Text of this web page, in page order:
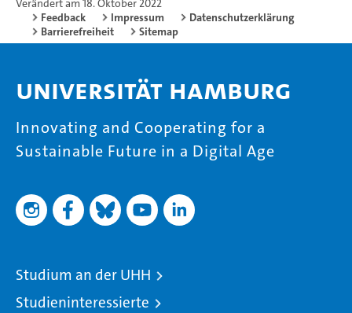
Verändert am 18. Oktober 2022
Feedback
Impressum
Datenschutzerklärung
Barrierefreiheit
Sitemap
Universität Hamburg
Innovating and Cooperating for a
Sustainable Future in a Digital Age
Studium an der UHH
Studieninteressierte